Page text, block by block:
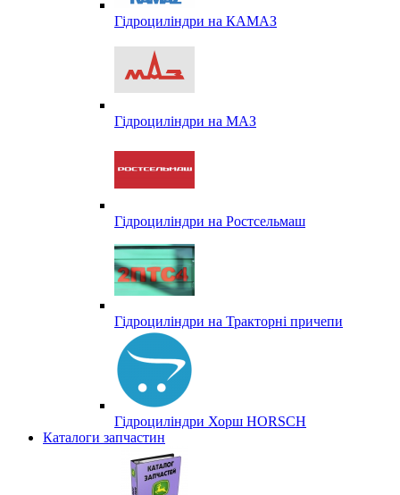
Гідроциліндри на КАМАЗ
Гідроциліндри на МАЗ
Гідроциліндри на Ростсельмаш
Гідроциліндри на Тракторні причепи
Гідроциліндри Хорш HORSCH
Каталоги запчастин